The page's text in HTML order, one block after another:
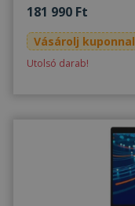
181 990 Ft
Vásárolj kuponnal
Utolsó darab!